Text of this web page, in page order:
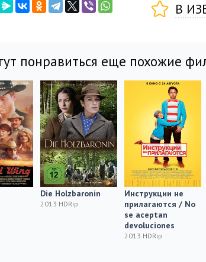
В
понравиться еще похожие
Die Holzbaronin
2013 HDRip
Инструкции не
прилагаются / No
se aceptan
devoluciones
2013 HDRip